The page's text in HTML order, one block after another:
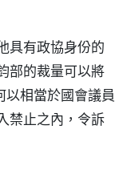
具有政協身份的
部的裁量可以將
相當於國會議員
禁止之內，令訴